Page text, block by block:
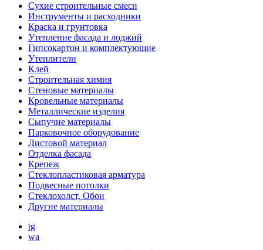
Сухие строительные смеси
Инструменты и расходники
Краска и грунтовка
Утепление фасада и лоджий
Гипсокартон и комплектующие
Утеплители
Клей
Строительная химия
Стеновые материалы
Кровельные материалы
Металлические изделия
Сыпучие материалы
Парковочное оборудование
Листовой материал
Отделка фасада
Крепеж
Стеклопластиковая арматура
Подвесные потолки
Стеклохолст, Обои
Другие материалы
tg
wa